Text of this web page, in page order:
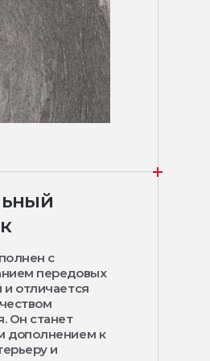
с
передовых
и отличается
Он станет
дополнением к
и